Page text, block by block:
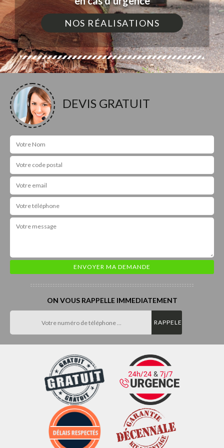
NOS RÉALISATIONS
DEVIS GRATUIT
ON VOUS RAPPELLE IMMEDIATEMENT